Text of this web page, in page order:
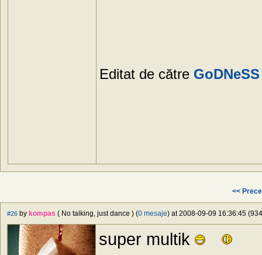
Editat de către GoDNeSS
<<
#26 by kompas ( No talking, just dance ) (0 mesaje) at 2008-09-09 16:36:45
super multik